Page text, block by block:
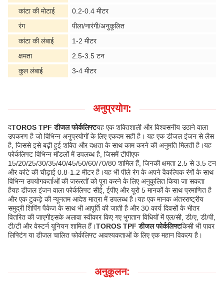
कांटा की मोटाई
0.2-0.4 मीटर
रंग
पीला/नारंगी/अनुकूलित
कांटा की लंबाई
1-2 मीटर
क्षमता
2.5-3.5 टन
कुल लंबाई
3-4 मीटर
अनुप्रयोग:
दTOROS TPF डीजल फोर्कलिफ्टयह एक शक्तिशाली और विश्वसनीय उठाने वाला
उपकरण है जो विभिन्न अनुप्रयोगों के लिए एकदम सही है। यह एक डीजल इंजन से लैस
है, जिससे इसे बढ़ी हुई शक्ति और दक्षता के साथ काम करने की अनुमति मिलती है।यह
फोर्कलिफ्ट विभिन्न मॉडलों में उपलब्ध है, जिसमें टीपीएफ
15/20/25/30/35/40/45/50/60/70/80 शामिल हैं, जिनकी क्षमता 2.5 से 3.5 टन
और कांटे की चौड़ाई 0.8-1.2 मीटर है।यह भी पीले रंग के अपने वैकल्पिक रंगों के साथ
विभिन्न उपयोगकर्ताओं की जरूरतों को पूरा करने के लिए अनुकूलित किया जा सकता
हैयह डीजल इंजन वाला फोर्कलिफ्ट सीई, ईपीए और यूरो 5 मानकों के साथ प्रमाणित है
और एक टुकड़े की न्यूनतम आदेश मात्रा में उपलब्ध है।यह एक मानक अंतरराष्ट्रीय
समुद्री शिपिंग पैकेज के साथ भी आपूर्ति की जाती है और 30 कार्य दिवसों के भीतर
वितरित की जाएगीइसके अलावा स्वीकार किए गए भुगतान विधियों में एल/सी, डी/ए, डी/पी,
टी/टी और वेस्टर्न यूनियन शामिल हैं।TOROS TPF डीजल फोर्कलिफ्टकिसी भी पावर
लिफ्टिंग या डीजल चालित फोर्कलिफ्ट आवश्यकताओं के लिए एक महान विकल्प है।
अनुकूलन: